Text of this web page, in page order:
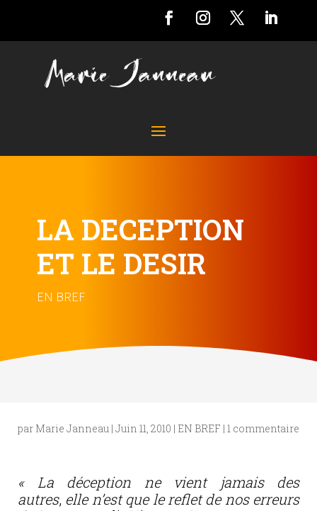
LA DECEPTION
ET LE DESIR
EN BREF
par Marie Janneau | Juin 11, 2010 | EN BREF | 1 commentaire
« La déception ne vient jamais des
autres, elle n’est que le reflet de nos erreurs